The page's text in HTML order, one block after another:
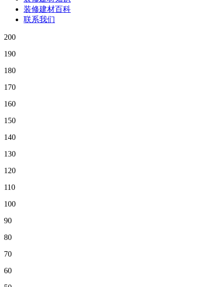
装修建材百科
联系我们
200
190
180
170
160
150
140
130
120
110
100
90
80
70
60